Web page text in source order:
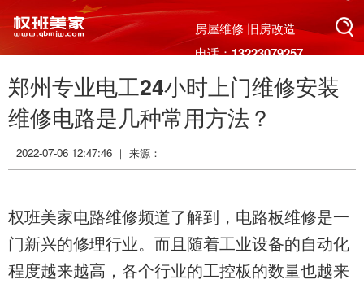
搜索
搜索
房屋维修 旧房改造
电话：13223079257
郑州专业电工24小时上门维修安装
维修电路是几种常用方法？
2022-07-06 12:47:46 ｜ 来源：
权班美家电路维修频道了解到，电路板维修是一
门新兴的修理行业。而且随着工业设备的自动化
程度越来越高，各个行业的工控板的数量也越来